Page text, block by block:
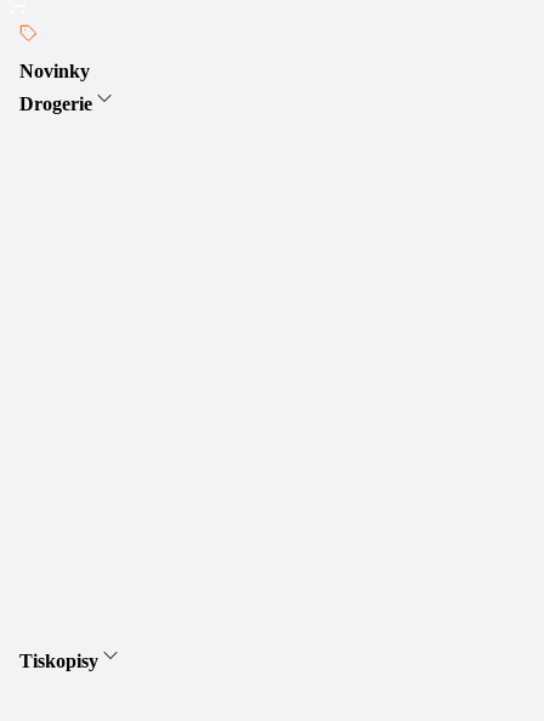
Novinky
Drogerie
Tiskopisy